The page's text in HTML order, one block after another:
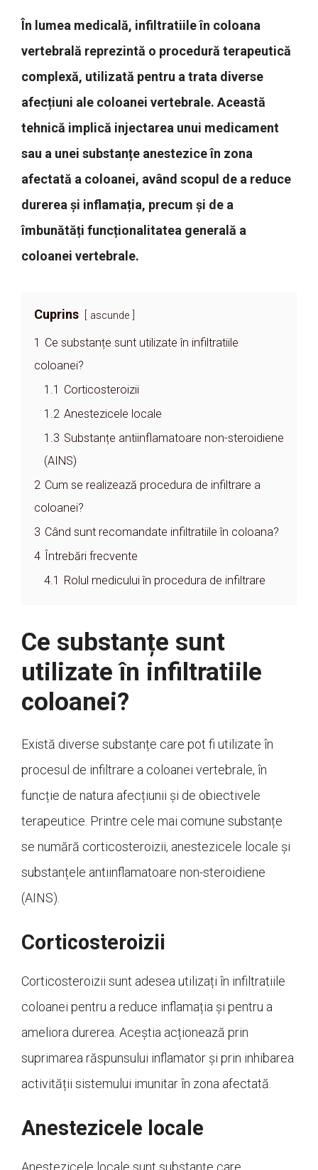
În lumea medicală, infiltratiile în coloana
vertebrală reprezintă o procedură terapeutică
complexă, utilizată pentru a trata diverse
afecțiuni ale coloanei vertebrale. Această
tehnică implică injectarea unui medicament
sau a unei substanțe anestezice în zona
afectată a coloanei, având scopul de a reduce
durerea și inflamația, precum și de a
îmbunătăți funcționalitatea generală a
coloanei vertebrale.
Cuprins ascunde
1 Ce substanțe sunt utilizate în infiltratiile
coloanei?
1.1 Corticosteroizii
1.2 Anestezicele locale
1.3 Substanțe antiinflamatoare non-steroidiene
(AINS)
2 Cum se realizează procedura de infiltrare a
coloanei?
3 Când sunt recomandate infiltratiile în coloana?
4
Întrebări frecvente
4.1
Rolul medicului în procedura de infiltrare
Ce substanțe sunt
utilizate în infiltratiile
coloanei?
Există diverse substanțe care pot fi utilizate în
procesul de infiltrare a coloanei vertebrale, în
funcție de natura afecțiunii și de obiectivele
terapeutice. Printre cele mai comune substanțe
se numără corticosteroizii, anestezicele locale și
substanțele antiinflamatoare non-steroidiene
(AINS).
Corticosteroizii
Corticosteroizii sunt adesea utilizați în infiltratiile
coloanei pentru a reduce inflamația și pentru a
ameliora durerea. Aceștia acționează prin
suprimarea răspunsului inflamator și prin inhibarea
activității sistemului imunitar în zona afectată.
Anestezicele locale
Anestezicele locale sunt substanțe care